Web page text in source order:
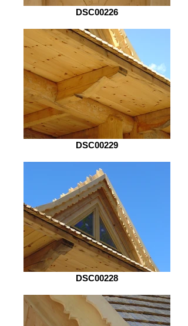
DSC00226
DSC00229
DSC00228